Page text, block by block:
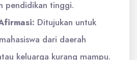
pendidikan tinggi.
Ditujukan untuk
dari daerah
keluarga kurang mampu.